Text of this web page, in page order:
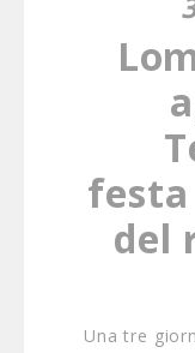
festa
del
Una tre